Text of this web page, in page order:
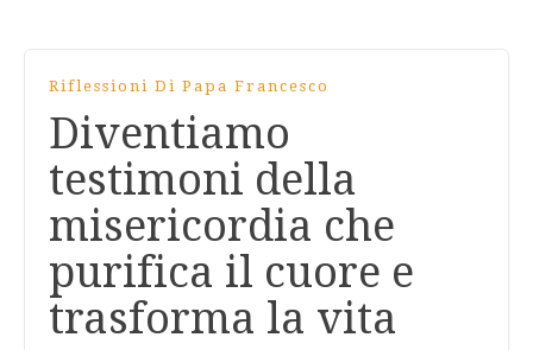
Riflessioni Di Papa Francesco
Diventiamo
testimoni della
misericordia che
purifica il cuore e
trasforma la vita